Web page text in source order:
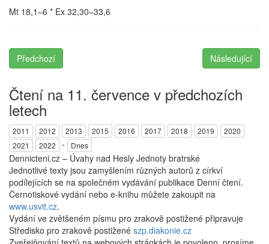
Mt 18,1–6 * Ex 32,30–33,6
Předchozí Následující
Čtení na 11. července v předchozích
letech
2011 2012 2013 2015 2016 2017 2018 2019
2020
2021
2022 - Dnes
Dennicteni.cz – Úvahy nad Hesly Jednoty bratrské
Jednotlivé texty jsou zamyšlením různých autorů z církví
podílejících se na společném vydávání publikace Denní čtení.
Černotiskové vydání nebo e-knihu můžete zakoupit na
www.usvit.cz.
Vydání ve zvětšeném písmu pro zrakově postižené připravuje
Středisko pro zrakově postižené szp.diakonie.cz